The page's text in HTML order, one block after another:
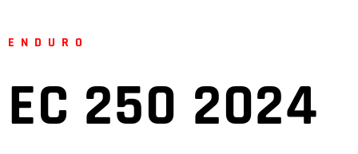
ENDURO
EC 250 2024